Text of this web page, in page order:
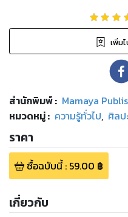
เพิ่ม
สำนักพิมพ์: Mamaya
หมวดหมู่: ความรู้ทั่วไป, ศิลป
ราคา
ซื้อฉบับนี้: 59.00 ฿
เกี่ยวกับ